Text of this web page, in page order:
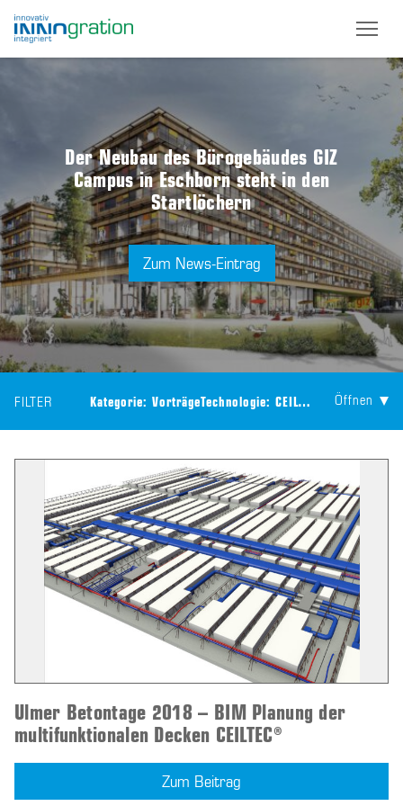
Der Neubau des Bürogebäudes GIZ
Campus in Eschborn steht in den
Startlöchern
Zum News-Eintrag
FILTER Kategorie: Vorträge Technologie: CEILTEC® Lüftung Öffnen
Ulmer Betontage 2018 – BIM Planung der
multifunktionalen Decken CEILTEC®
Zum Beitrag